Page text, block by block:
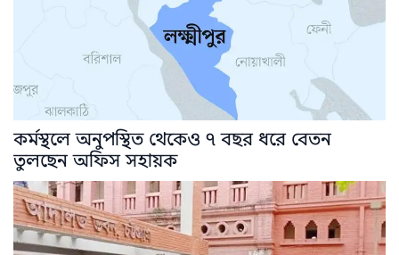
কর্মস্থলে অনুপস্থিত থেকেও ৭ বছর ধরে বেতন
তুলছেন অফিস সহায়ক